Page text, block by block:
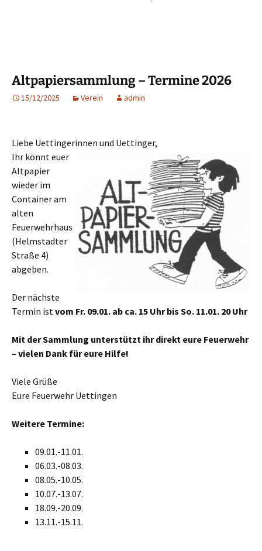
Altpapiersammlung – Termine 2026
15/12/2025 Verein admin
Liebe Uettingerinnen und Uettinger,
Ihr könnt euer
Altpapier
wieder im
Container am
alten
Feuerwehrhaus
(Helmstadter
Straße 4)
abgeben.
Der nächste
Termin ist vom Fr. 09.01. ab ca. 15 Uhrbis So. 11.01. 20 Uhr
Mit der Sammlung unterstützt ihr direkt eure Feuerwehr
– vielen Dank für eure Hilfe!
Viele Grüße
Eure Feuerwehr Uettingen
Weitere Termine:
09.01.-11.01.
06.03.-08.03.
08.05.-10.05.
10.07.-13.07.
18.09.-20.09.
13.11.-15.11.